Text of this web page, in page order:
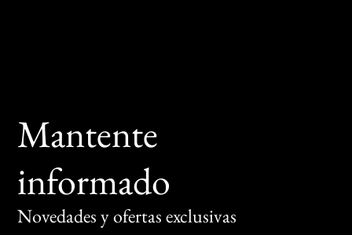
Mantente
informado
Novedades y ofertas exclusivas